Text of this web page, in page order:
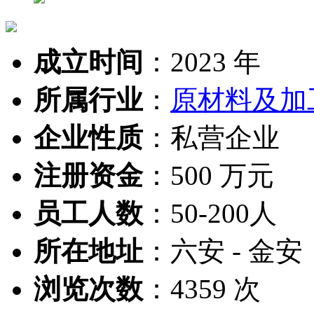
成立时间 ： 2023 年
所属行业： 原材料及
企业性质： 私营企业
注册资金： 500 万元
员工人数 ： 50-200人
所在地址 ： 六安 - 金安
浏览次数 ： 4359 次